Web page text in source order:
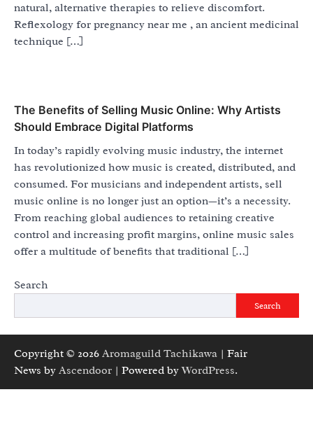
natural, alternative therapies to relieve discomfort.
Reflexology for pregnancy near me , an ancient medicinal
technique […]
The Benefits of Selling Music Online: Why Artists
Should Embrace Digital Platforms
In today’s rapidly evolving music industry, the internet
has revolutionized how music is created, distributed, and
consumed. For musicians and independent artists, sell
music online is no longer just an option—it’s a necessity.
From reaching global audiences to retaining creative
control and increasing profit margins, online music sales
offer a multitude of benefits that traditional […]
Search
Search
Copyright © 2026 Aromaguild Tachikawa | Fair
News by Ascendoor | Powered byWordPress.